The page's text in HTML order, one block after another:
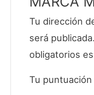
Tu dirección
será publicada.
obligatorios
Tu puntuación